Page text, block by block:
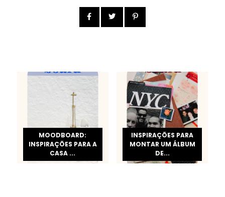
MOODBOARD:
INSPIRAÇÕES PARA A
CASA ...
INSPIRAÇÕES PARA
MONTAR UM ÁLBUM
DE...